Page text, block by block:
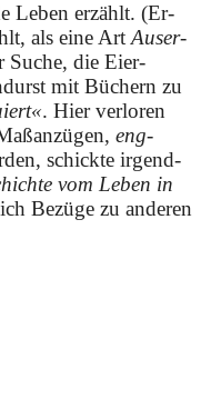
Le­ben er­zählt. (Er­
als ei­ne Art Aus­er­
Su­che, die Ei­er­
mit Bü­chern zu
. Hier ver­lo­ren
eng­
schick­te ir­gend­
vom Le­ben in
Be­zü­ge zu an­de­ren